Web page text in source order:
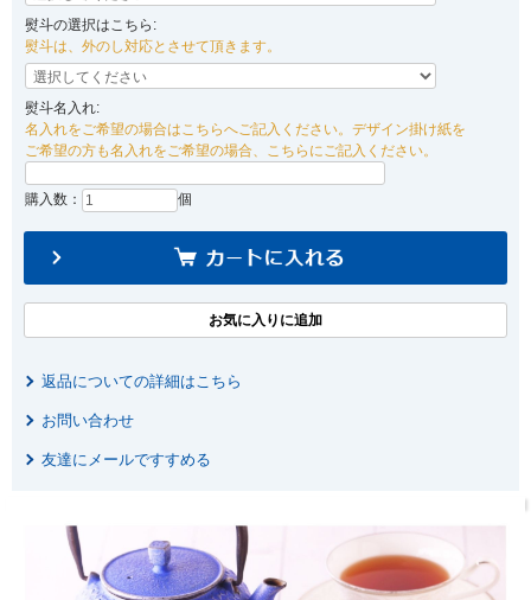
熨斗の選択はこちら:
熨斗は、外のし対応とさせて頂きます。
熨斗名入れ:
名入れをご希望の場合はこちらへご記入ください。デザイン掛け紙を
ご希望の方も名入れをご希望の場合、こちらにご記入ください。
購入数： 個
返品についての詳細はこちら
お問い合わせ
友達にメールですすめる